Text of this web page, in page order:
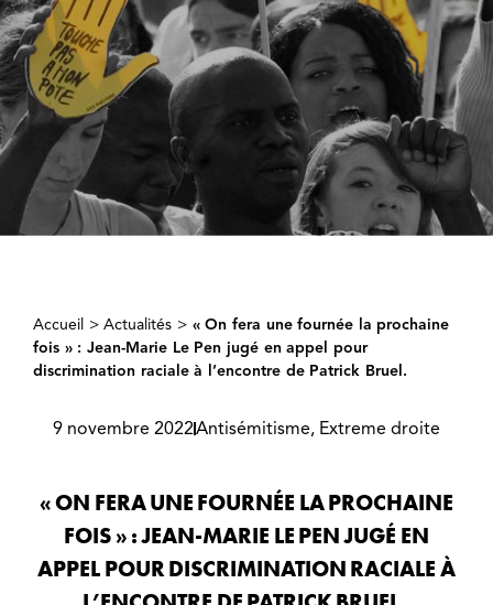
Accueil >Actualités > « On fera une fournée la prochaine
fois » : Jean-Marie Le Pen jugé en appel pour
discrimination raciale à l’encontre de Patrick Bruel.
9 novembre 2022Antisémitisme, Extreme droite
« ON FERA UNE FOURNÉE LA PROCHAINE
FOIS » : JEAN-MARIE LE PEN JUGÉ EN
APPEL POUR DISCRIMINATION RACIALE À